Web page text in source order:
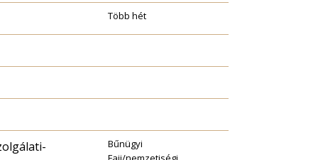
Több hét
Bűnügyi